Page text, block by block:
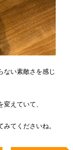
ない素敵さを感じ
えていて、
てくださいね。